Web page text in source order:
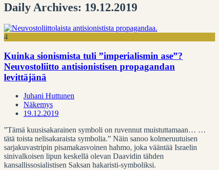
Daily Archives: 19.12.2019
4
Kuinka sionismista tuli ”imperialismin ase”?
Neuvostoliitto antisionistisen propagandan
levittäjänä
Juhani Huttunen
Näkemys
19.12.2019
”Tämä kuusisakarainen symboli on ruvennut muistuttamaan… …
tätä toista nelisakaraista symbolia.” Näin sanoo kolmeruutuisen
sarjakuvastripin pisamakasvoinen hahmo, joka vääntää Israelin
sinivalkoisen lipun keskellä olevan Daavidin tähden
kansallissosialistisen Saksan hakaristi-symboliksi.